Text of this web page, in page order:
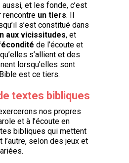
et les fonde, c’est
rencontre un tiers. Il
s’est constitué dans
aux vicissitudes, et
de l’écoute et
s’allient et des
lorsqu’elles sont
est ce tiers.
textes bibliques
nos propres
et à l’écoute en
bibliques qui mettent
l’autre, selon des jeux et